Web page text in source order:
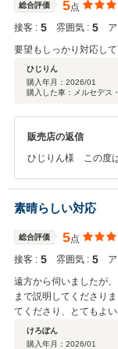
総合評価 5点
接客 : 5 雰囲気 : 5
要望もしっかり対応し
ひじりん
購入年月： 2026/01
購入した車：メルセデ
販売店の返信
ひじりん様 この度
なところもあったか
ざいます。ありがと
すので、何かありま
カーライフをお送り
素晴らしい対応
総合評価 5点
接客 : 5 雰囲気 : 5
遠方から伺いましたが
まで説明してくださり
てくださり、とてもよ
ました。
けろぽん
購入年月： 2026/01